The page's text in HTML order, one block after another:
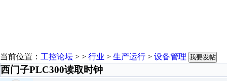
当前位置： 工控论坛 > > 行业 > 生产运行 > 设备管理 我要发帖
西门子PLC300读取时钟